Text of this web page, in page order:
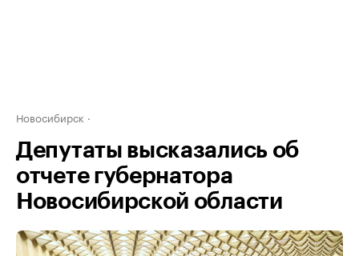
Новосибирск
Депутаты высказались об
отчете губернатора
Новосибирской области